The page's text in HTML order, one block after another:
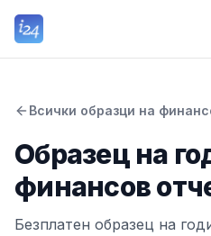
Всички образци на
Образец на
финансов
Безплатен образец на